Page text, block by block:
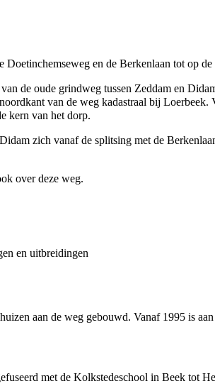
Doetinchemseweg en de Berkenlaan tot op de
de oude grindweg tussen Zeddam en
van de weg kadastraal bij
kern van het dorp.
zich vanaf de splitsing met de
over deze weg.
en uitbreidingen
aan de weg gebouwd. Vanaf 1995 is
met de Kolkstedeschool in Beek tot